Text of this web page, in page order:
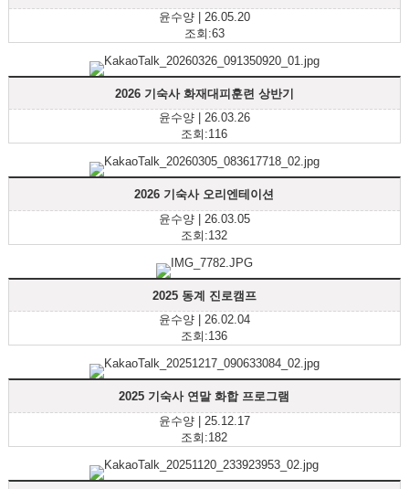
윤수양 | 26.05.20
조회:63
2026 기숙사 화재대피훈련 상반기
윤수양 | 26.03.26
조회:116
2026 기숙사 오리엔테이션
윤수양 | 26.03.05
조회:132
2025 동계 진로캠프
윤수양 | 26.02.04
조회:136
2025 기숙사 연말 화합 프로그램
윤수양 | 25.12.17
조회:182